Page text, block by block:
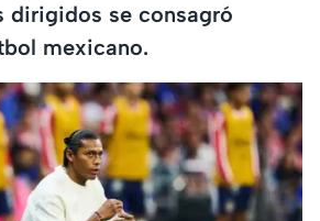
dirigidos se consagró
mexicano.